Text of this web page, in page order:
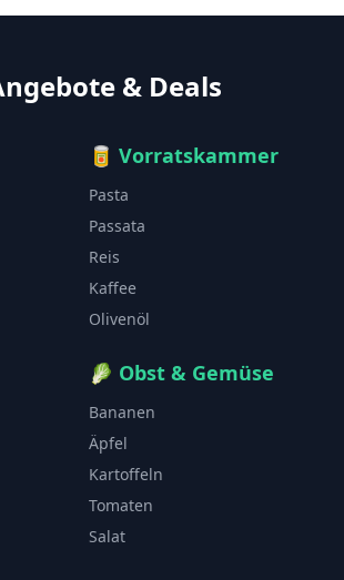
& Deals
🥫 Vorratskammer
Pasta
Passata
Reis
Kaffee
Olivenöl
🥬 Obst & Gemüse
Bananen
Äpfel
Kartoffeln
Tomaten
Salat